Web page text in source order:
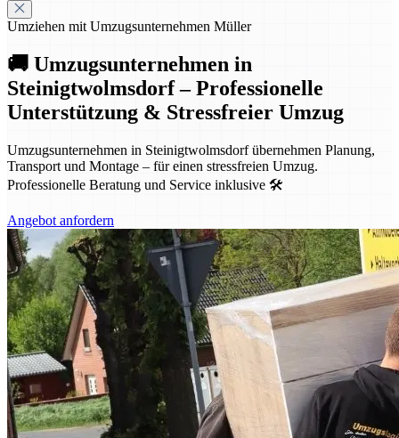
Umziehen mit Umzugsunternehmen Müller
🚚 Umzugsunternehmen in
Steinigtwolmsdorf – Professionelle
Unterstützung & Stressfreier Umzug
Umzugsunternehmen in Steinigtwolmsdorf übernehmen Planung,
Transport und Montage – für einen stressfreien Umzug.
Professionelle Beratung und Service inklusive 🛠️
Angebot anfordern